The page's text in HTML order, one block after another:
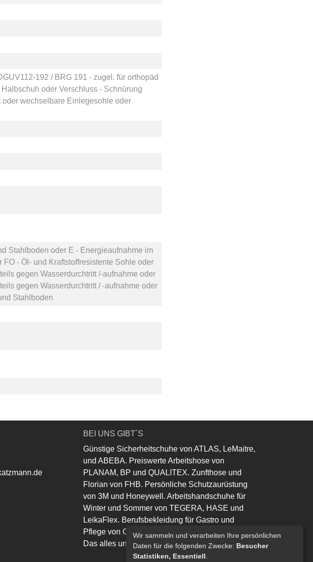
192 / BRG 191 - zugel. für orthopäd
Halbschuh oder Verschluss - Schnürung
oder wechselbare Einlegesohle oder
Stahlboden oder E - Energieaufnahme im
FO - Öl- und Kraftstoffresistente Sohle oder
gegen Wasserdurchtritt /-aufnahme oder
gegen Wasserdurchtritt / -aufnahme oder
Stahlboden
BEI UNS GIBT´S
Günstige Sicherheitschuhe von ATLAS, LeMaitre,
und ABEBA. Preiswerte Arbeitshose von
PLANAM, BP und QUALITEX. Zunfthose und
Florian von FHB. Persönliche Schutzaurüstung
von 3M und Honeywell. Arbeitshandschuhe für
Winter und Sommer von TEGERA, HASE und
LeikaFlex. Berufsbekleidung für Gastro und
Pflege von Greiff und Leiber.
Das alles und noch viel mehr......
Wir sammeln und verarbeiten Ihre persönlichen
Daten für die folgenden Zwecke: Besucher
Statistiken, Essentiell